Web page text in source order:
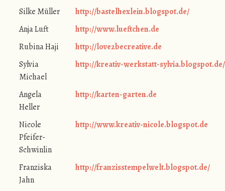
Silke Müller
http://bastelhexlein.blogspot.de/
Anja Luft
http://www.lueftchen.de
Rubina Haji
http://love2becreative.de
Sylvia
Michael
http://kreativ-werkstatt-sylvia.blogspot.de/
Angela
Heller
http://karten-garten.de
Nicole
Pfeifer-
Schwinlin
http://www.kreativ-nicole.blogspot.de
Franziska
Jahn
http://franzisstempelwelt.blogspot.de/